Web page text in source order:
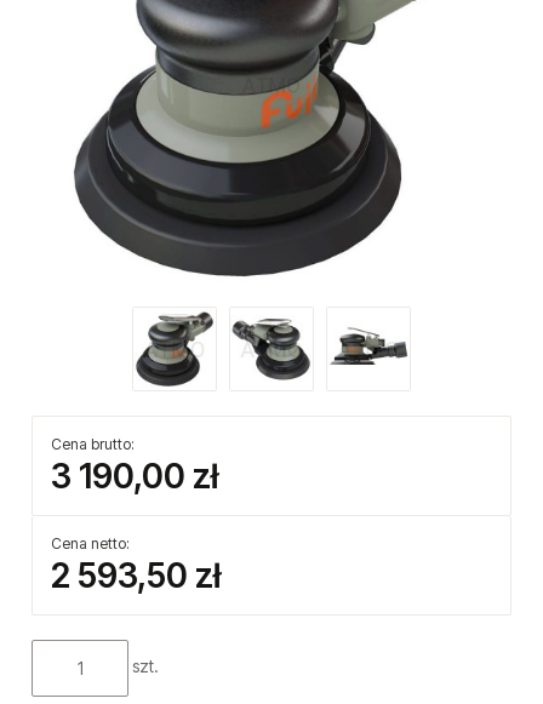
Cena brutto:
3 190,00 zł
Cena netto:
2 593,50 zł
szt.